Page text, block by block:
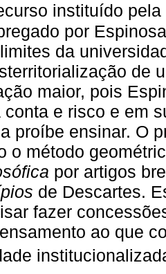
instituído
por
da
de
maior, pois
conta e risco e em
proíbe ensinar. O
o método
por artigos
de Descartes.
fazer
ao que